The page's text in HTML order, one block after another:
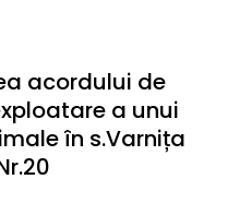
acordului de
a unui
în s.Varnița